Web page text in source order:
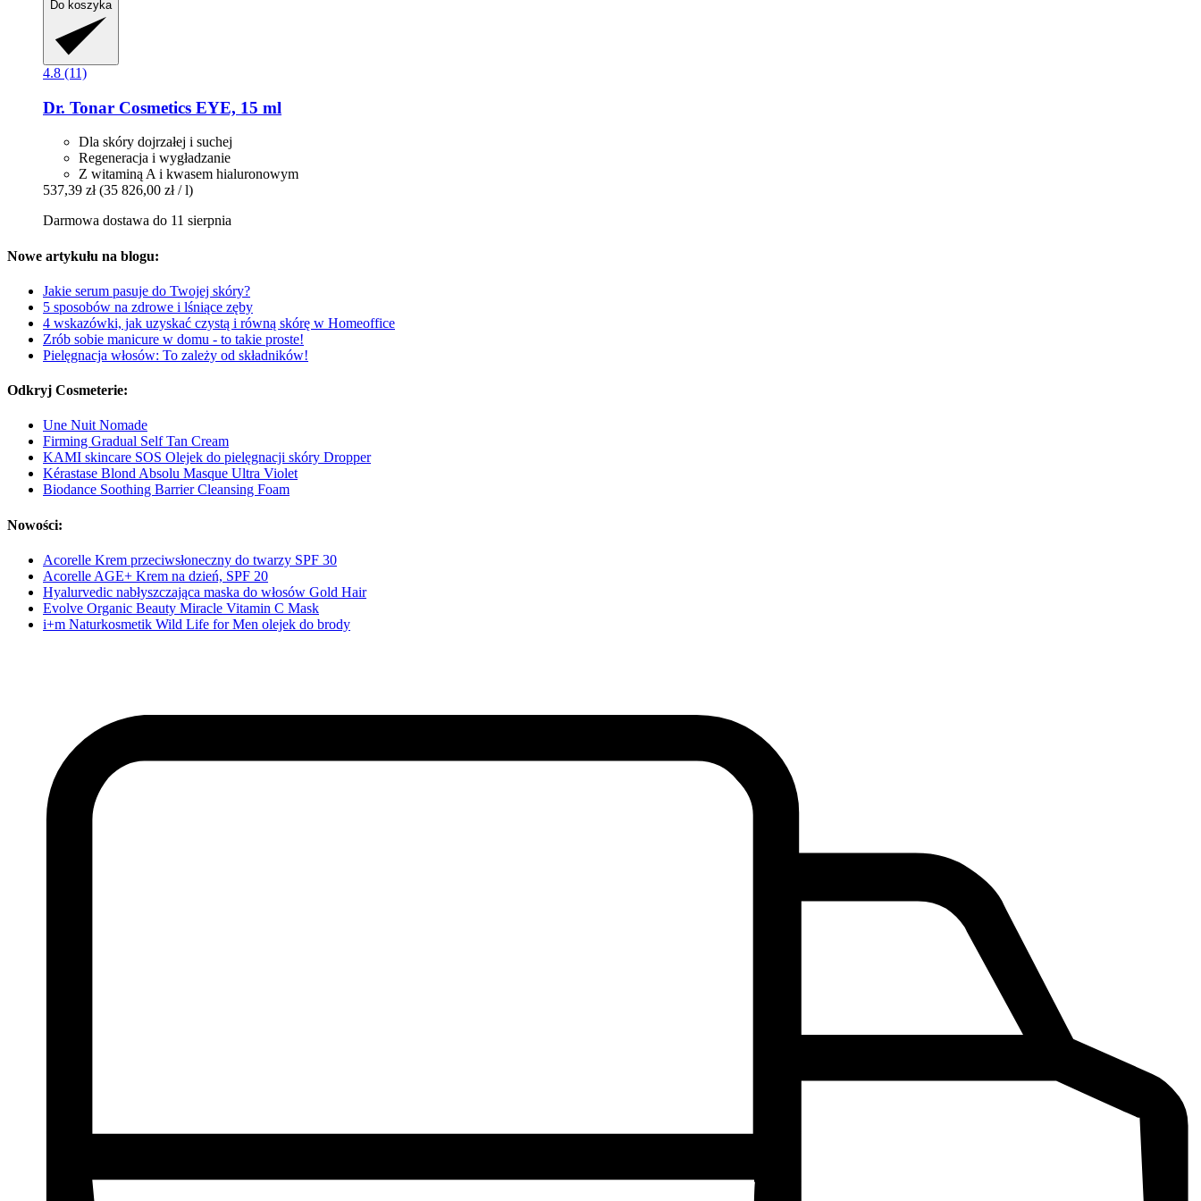
Do koszyka
4.8 (11)
Dr. Tonar Cosmetics EYE, 15 ml
Dla skóry dojrzałej i suchej
Regeneracja i wygładzanie
Z witaminą A i kwasem hialuronowym
537,39 zł (35 826,00 zł / l)
Darmowa dostawa do 11 sierpnia
Nowe artykułu na blogu:
Jakie serum pasuje do Twojej skóry?
5 sposobów na zdrowe i lśniące zęby
4 wskazówki, jak uzyskać czystą i równą skórę w Homeoffice
Zrób sobie manicure w domu - to takie proste!
Pielęgnacja włosów: To zależy od składników!
Odkryj Cosmeterie:
Une Nuit Nomade
Firming Gradual Self Tan Cream
KAMI skincare SOS Olejek do pielęgnacji skóry Dropper
Kérastase Blond Absolu Masque Ultra Violet
Biodance Soothing Barrier Cleansing Foam
Nowości:
Acorelle Krem przeciwsłoneczny do twarzy SPF 30
Acorelle AGE+ Krem na dzień, SPF 20
Hyalurvedic nabłyszczająca maska do włosów Gold Hair
Evolve Organic Beauty Miracle Vitamin C Mask
i+m Naturkosmetik Wild Life for Men olejek do brody